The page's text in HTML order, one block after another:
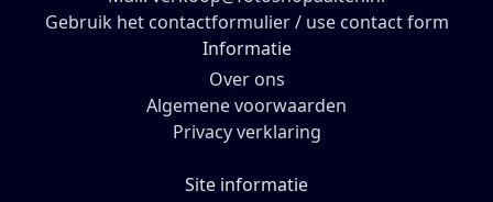
Gebruik het contactformulier / use contact form
Informatie
Over ons
Algemene voorwaarden
Privacy verklaring
Site informatie